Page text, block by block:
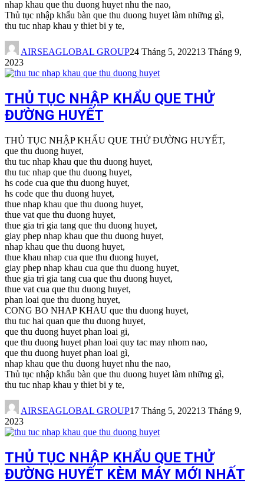
nhap khau que thu duong huyet nhu the nao,
Thủ tục nhập khẩu bàn que thu duong huyet làm những gì,
thu tuc nhap khau y thiet bi y te,
AIRSEAGLOBAL GROUP24 Tháng 5, 202213 Tháng 9,
2023
THỦ TỤC NHẬP KHẨU QUE THỬ
ĐƯỜNG HUYẾT
THỦ TỤC NHẬP KHẨU QUE THỬ ĐƯỜNG HUYẾT,
que thu duong huyet,
thu tuc nhap khau que thu duong huyet,
thu tuc nhap que thu duong huyet,
hs code cua que thu duong huyet,
hs code que thu duong huyet,
thue nhap khau que thu duong huyet,
thue vat que thu duong huyet,
thue gia tri gia tang que thu duong huyet,
giay phep nhap khau que thu duong huyet,
nhap khau que thu duong huyet,
thue khau nhap cua que thu duong huyet,
giay phep nhap khau cua que thu duong huyet,
thue gia tri gia tang cua que thu duong huyet,
thue vat cua que thu duong huyet,
phan loai que thu duong huyet,
CONG BO NHAP KHAU que thu duong huyet,
thu tuc hai quan que thu duong huyet,
que thu duong huyet phan loai gi,
que thu duong huyet phan loai quy tac may nhom nao,
que thu duong huyet phan loai gì,
nhap khau que thu duong huyet nhu the nao,
Thủ tục nhập khẩu bàn que thu duong huyet làm những gì,
thu tuc nhap khau y thiet bi y te,
AIRSEAGLOBAL GROUP17 Tháng 5, 202213 Tháng 9,
2023
THỦ TỤC NHẬP KHẨU QUE THỬ
ĐƯỜNG HUYẾT KÈM MÁY MỚI NHẤT